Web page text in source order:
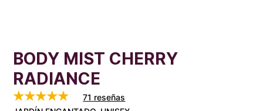
BODY MIST CHERRY
RADIANCE
VALORADO EN
71 reseñas